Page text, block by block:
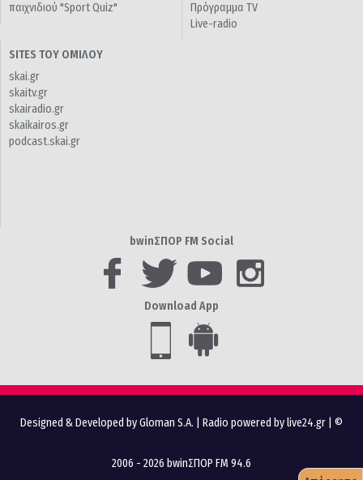
παιχνιδιού "Sport Quiz"
Πρόγραμμα TV
Live-radio
SITES ΤΟΥ ΟΜΙΛΟΥ
skai.gr
skaitv.gr
skairadio.gr
skaikairos.gr
podcast.skai.gr
bwinΣΠΟΡ FM Social
Download App
Designed & Developed by Gloman S.A. Radio powered by live24.gr | ©
2006 - 2026 bwinΣΠΟΡ FM 94.6